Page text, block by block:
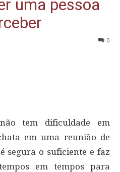
uma pessoa
0
tem dificuldade em
em uma reunião de
segura o suficiente e faz
em tempos para